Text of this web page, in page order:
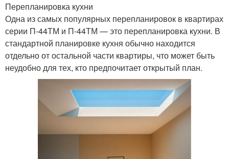
Перепланировка кухни
Одна из самых популярных перепланировок в квартирах
серии П-44ТМ и П-44ТМ — это перепланировка кухни. В
стандартной планировке кухня обычно находится
отдельно от остальной части квартиры, что может быть
неудобно для тех, кто предпочитает открытый план.